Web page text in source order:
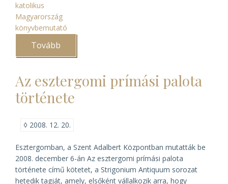
katolikus
Magyarország
könyvbemutató
Tovább
katolikus
kar
tanácskozásai
1949–
1965
Az esztergomi prímási palota
története
◊ 2008. 12. 20.
Esztergomban, a Szent Adalbert Központban mutatták be
2008. december 6-án Az esztergomi prímási palota
története című kötetet, a Strigonium Antiquum sorozat
hetedik tagját, amely, elsőként vállalkozik arra, hogy